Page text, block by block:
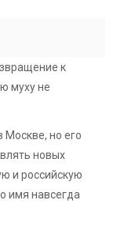
к
муху не
Москве, но его
новых
и российскую
имя навсегда